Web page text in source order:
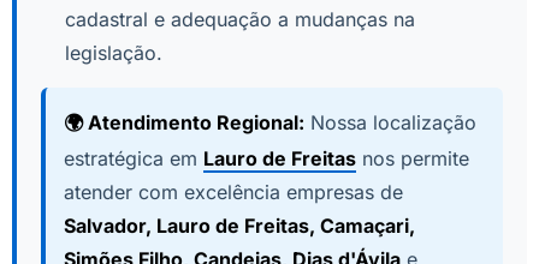
cadastral e adequação a mudanças na
legislação.
🌍 Atendimento Regional: Nossa localização
estratégica em Lauro de Freitas nos permite
atender com excelência empresas de
Salvador, Lauro de Freitas, Camaçari,